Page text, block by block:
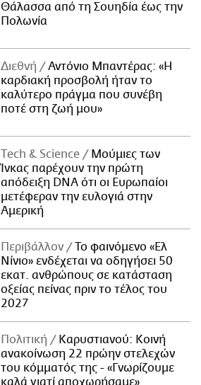
Θάλασσα από τη Σουηδία έως την
Πολωνία
Διεθνή
Αντόνιο Μπαντέρας: «Η
καρδιακή προσβολή ήταν το
καλύτερο πράγμα που συνέβη
ποτέ στη ζωή μου»
Τech & Science
Μούμιες των
Ίνκας παρέχουν την πρώτη
απόδειξη DNA ότι οι Ευρωπαίοι
μετέφεραν την ευλογιά στην
Αμερική
Περιβάλλον
Το φαινόμενο «Ελ
Νίνιο» ενδέχεται να οδηγήσει 50
εκατ. ανθρώπους σε κατάσταση
οξείας πείνας πριν το τέλος του
2027
Πολιτική
Καρυστιανού: Κοινή
ανακοίνωση 22 πρώην στελεχών
του κόμματός της - «Γνωρίζουμε
καλά γιατί αποχωρήσαμε»